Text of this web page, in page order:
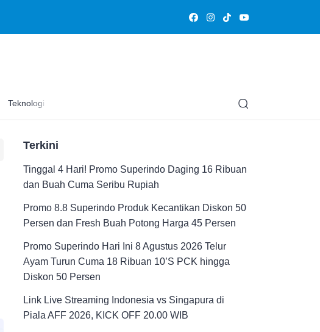
Teknologi Edukasi
Terkini
Tinggal 4 Hari! Promo Superindo Daging 16 Ribuan
dan Buah Cuma Seribu Rupiah
Promo 8.8 Superindo Produk Kecantikan Diskon 50
Persen dan Fresh Buah Potong Harga 45 Persen
Promo Superindo Hari Ini 8 Agustus 2026 Telur
Ayam Turun Cuma 18 Ribuan 10’S PCK hingga
Diskon 50 Persen
Link Live Streaming Indonesia vs Singapura di
Piala AFF 2026, KICK OFF 20.00 WIB